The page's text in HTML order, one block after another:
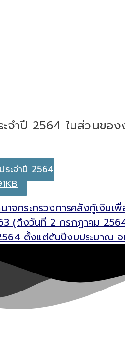
ะจำปี 2564 ในส่วน
ระจำปี 2564
าจกระทรวงการคลังกู้เงิน
(ถึงวันที่ 2 กรกฎาคม
ตั้งแต่ต้นปีงบประมาณ